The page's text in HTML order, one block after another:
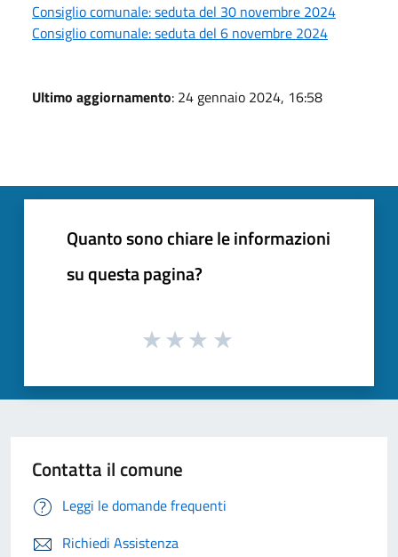
Consiglio comunale: seduta del 30 novembre 2024
Consiglio comunale: seduta del 6 novembre 2024
Ultimo aggiornamento: 24 gennaio 2024, 16:58
Quanto sono chiare le informazioni
su questa pagina?
Contatta il comune
Leggi le domande frequenti
Richiedi Assistenza